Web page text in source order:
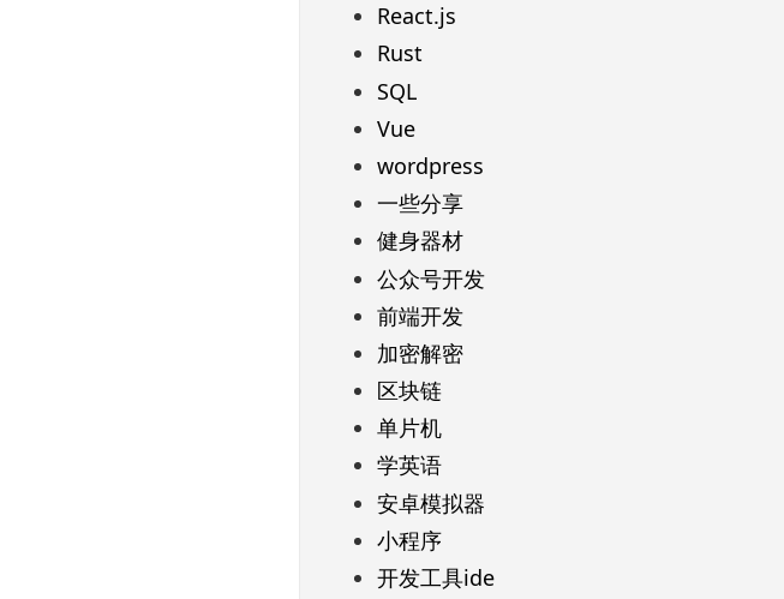
React.js
Rust
SQL
Vue
wordpress
一些分享
健身器材
公众号开发
前端开发
加密解密
区块链
单片机
学英语
安卓模拟器
小程序
开发工具ide